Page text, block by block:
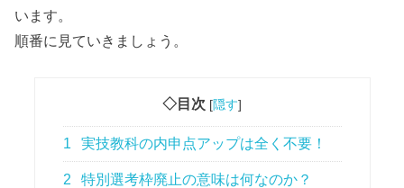
います。
順番に見ていきましょう。
◇目次 [隠す]
1 実技教科の内申点アップは全く不要！
2 特別選考枠廃止の意味は何なのか？